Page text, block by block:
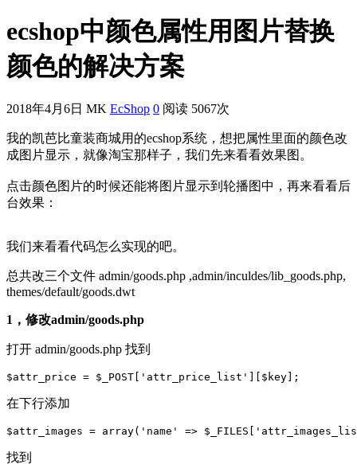
ecshop中颜色属性用图片替换
颜色的解决方案
2018年4月6日 MK EcShop 0 阅读 5067次
我的凯芭比童装商城用的ecshop系统，想把属性里面的颜色改
成图片显示，就像淘宝那样子，我们先来看看效果图。
点击颜色图片的时候还能将图片显示到轮播图中，再来看看后
台效果：
我们来看看代码怎么实现的吧。
总共改三个文件 admin/goods.php ,admin/inculdes/lib_goods.php,
themes/default/goods.dwt
1，修改admin/goods.php
打开 admin/goods.php 找到
$attr_price = $_POST['attr_price_list'][$key];
在下行添加
$attr_images = array('name' =>
找到